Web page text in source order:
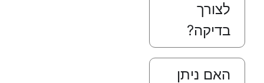
לצורך
בדיקה?
האם ניתן